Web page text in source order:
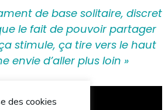
de base solitaire, discret
le fait de pouvoir partager
stimule, ça tire vers le haut
envie d’aller plus loin »
des cookies